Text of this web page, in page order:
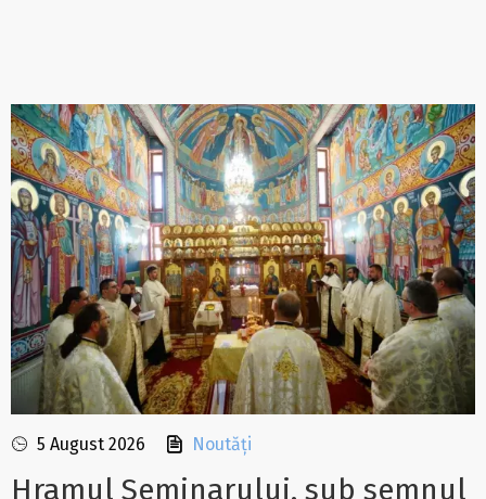
5 August 2026 Noutăți
Hramul Seminarului, sub semnul